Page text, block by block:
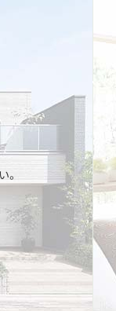
ッチン、洗面
まとめてご覧
しをイメージ
だけではわか
に座ったり、
住まいのヒント